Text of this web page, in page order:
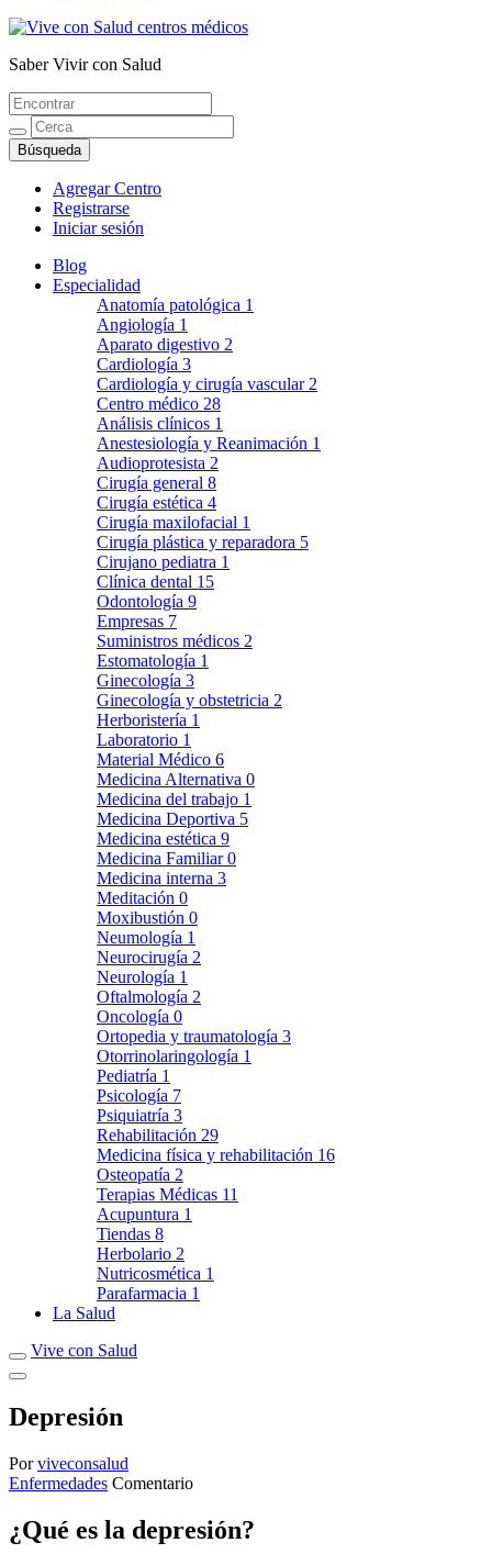
Vive con Salud
Saber Vivir con Salud
Agregar Centro
Registrarse
Iniciar sesión
Blog
Especialidad
Anatomía patológica 1
Angiología 1
Aparato digestivo 2
Cardiología 3
Cardiología y cirugía vascular 2
Centro médico 28
Análisis clínicos 1
Anestesiología y Reanimación 1
Audioprotesista 2
Cirugía general 8
Cirugía estética 4
Cirugía maxilofacial 1
Cirugía plástica y reparadora 5
Cirujano pediatra 1
Clínica dental 15
Odontología 9
Empresas 7
Suministros médicos 2
Estomatología 1
Ginecología 3
Ginecología y obstetricia 2
Herboristería 1
Laboratorio 1
Material Médico 6
Medicina Alternativa 0
Medicina del trabajo 1
Medicina Deportiva 5
Medicina estética 9
Medicina Familiar0
Medicina interna 3
Meditación 0
Moxibustión 0
Neumología 1
Neurocirugía 2
Neurología 1
Oftalmología 2
Oncología 0
Ortopedia y traumatología 3
Otorrinolaringología 1
Pediatría 1
Psicología 7
Psiquiatría 3
Rehabilitación 29
Medicina física y rehabilitación 16
Osteopatía 2
Terapias Médicas 11
Acupuntura 1
Tiendas 8
Herbolario 2
Nutricosmética 1
Parafarmacia 1
La Salud
Vive con Salud
Depresión
Porviveconsalud
Enfermedades Comentario
¿Qué es la depresión?